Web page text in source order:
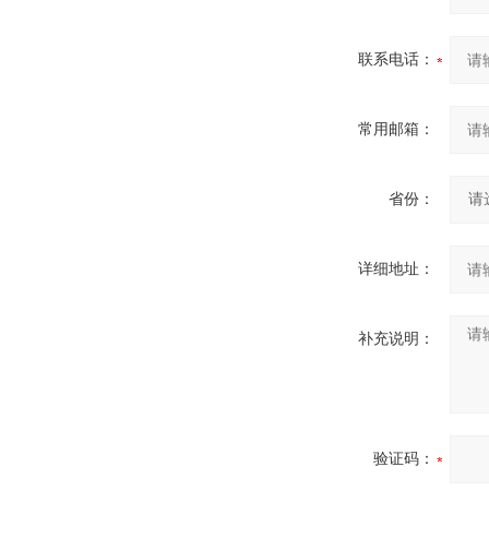
联系电话：
常用邮箱：
省份：
详细地址：
补充说明：
验证码：